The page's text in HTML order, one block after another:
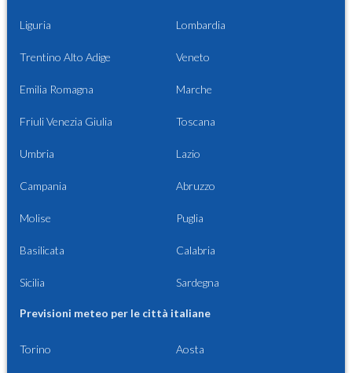
Liguria Lombardia
Trentino Alto Adige Veneto
Emilia Romagna Marche
Friuli Venezia Giulia Toscana
Umbria Lazio
Campania Abruzzo
Molise Puglia
Basilicata Calabria
Sicilia Sardegna
Previsioni meteo per le città italiane
Torino Aosta